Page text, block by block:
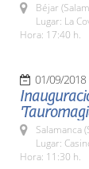
Béjar
Lugar: La
Hora: 17:40 h.
01/09/2018
Salamanca
Lugar:
Hora: 11:30 h.